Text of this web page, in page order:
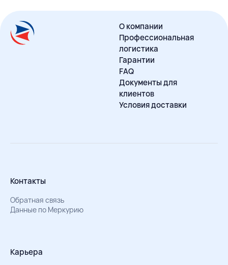
О компании
Профессиональная
логистика
Гарантии
FAQ
Документы для
клиентов
Условия доставки
Контакты
Обратная связь
Данные по Меркурию
Карьера